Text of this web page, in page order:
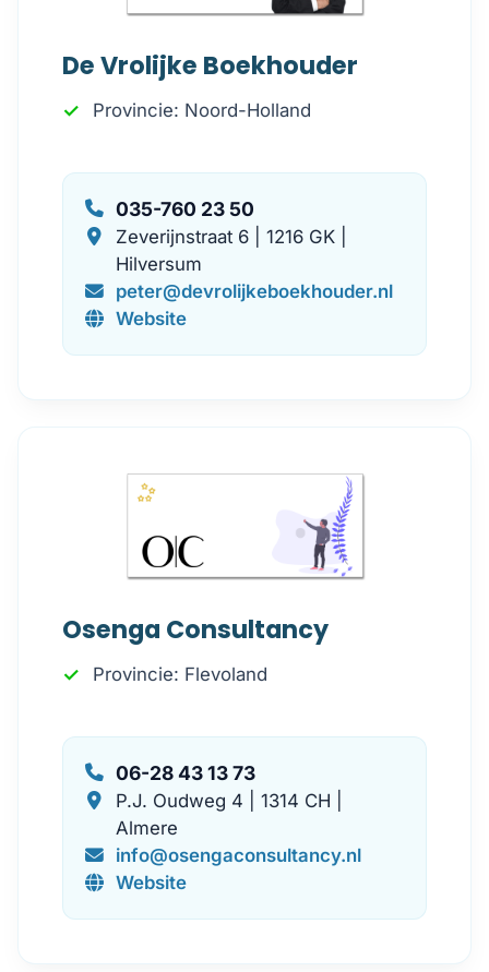
De Vrolijke Boekhouder
Provincie: Noord-Holland
035-760 23 50
Zeverijnstraat 6 | 1216 GK |
Hilversum
peter@devrolijkeboekhouder.nl
Website
Osenga Consultancy
Provincie: Flevoland
06-28 43 13 73
P.J. Oudweg 4 | 1314 CH |
Almere
info@osengaconsultancy.nl
Website